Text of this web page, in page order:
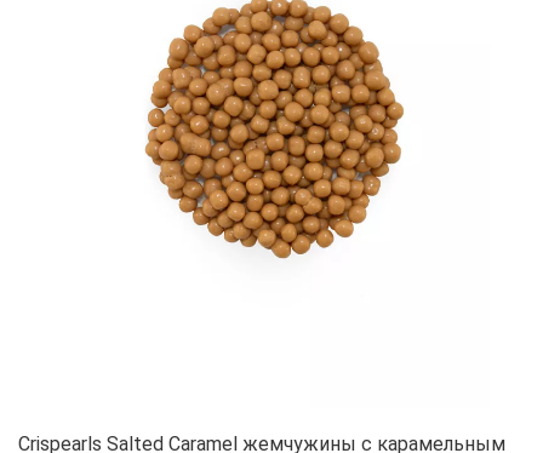
Crispearls Salted Caramel жемчужины с карамельным